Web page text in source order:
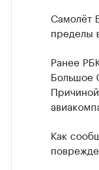
Самолёт
пределы
Ранее
Большое
Как